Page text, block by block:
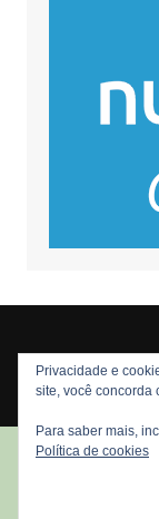
Copyright ©
Privacidade e
site, você concorda
Para saber mais,
Política de cookies